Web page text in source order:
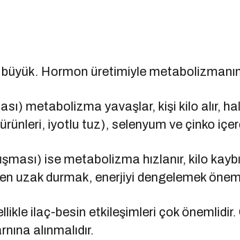
Hormon üretimiyle metabolizmanın
metabolizma yavaşlar, kişi kilo alır,
iyotlu tuz), selenyum ve çinko
ise metabolizma hızlanır, kilo
uzak durmak, enerjiyi dengelemek
ilaç-besin etkileşimleri çok
alınmalıdır.